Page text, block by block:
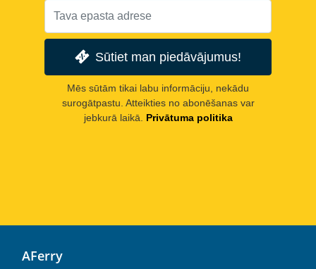
Sūtiet man piedāvājumus!
Mēs sūtām tikai labu informāciju, nekādu
surogātpastu. Atteikties no abonēšanas var
jebkurā laikā.
Privātuma politika
AFerry